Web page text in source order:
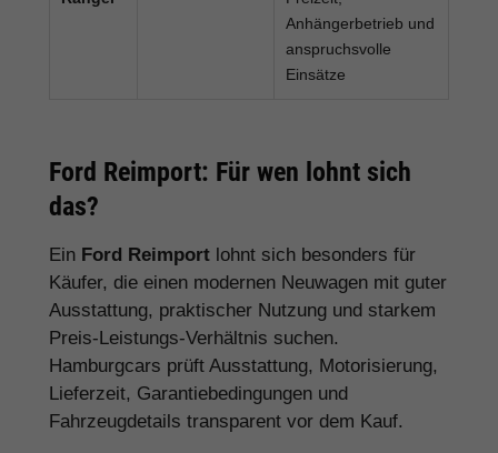
Anhängerbetrieb und
anspruchsvolle
Einsätze
Ford Reimport: Für wen lohnt sich
das?
Ein Ford Reimport lohnt sich besonders für
Käufer, die einen modernen Neuwagen mit guter
Ausstattung, praktischer Nutzung und starkem
Preis-Leistungs-Verhältnis suchen.
Hamburgcars prüft Ausstattung, Motorisierung,
Lieferzeit, Garantiebedingungen und
Fahrzeugdetails transparent vor dem Kauf.